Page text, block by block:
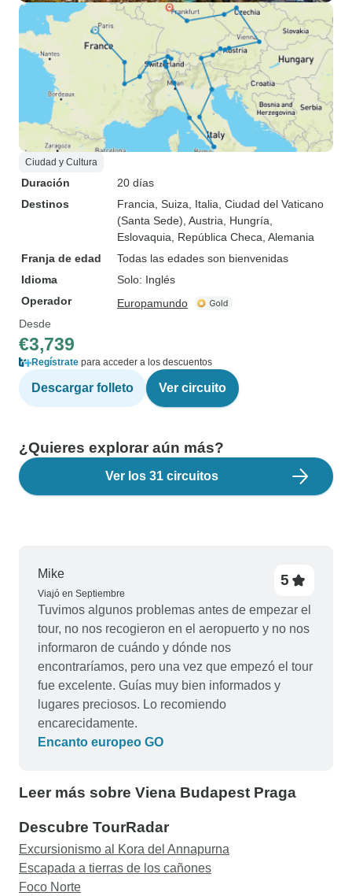
Ciudad y Cultura
Duración
20 días
Destinos
Francia , Suiza , Italia , Ciudad del Vaticano
(Santa Sede) , Austria , Hungría
Eslovaquia , República Checa , Alemania
Franja de edad
Todas las edades son bienvenidas
Idioma
Solo: Inglés
Operador
Europamundo
Desde
€3,739
Regístrate para acceder a los descuentos
Descargar folleto Ver circuito
¿Quieres explorar aún más?
Ver los 31 circuitos
Mike
Viajó en Septiembre
5
Tuvimos algunos problemas antes de empezar el
tour, no nos recogieron en el aeropuerto y no nos
informaron de cuándo y dónde nos
encontraríamos, pero una vez que empezó el tour
fue excelente. Guías muy bien informados y
lugares preciosos. Lo recomiendo
encarecidamente.
Encanto europeo GO
Leer más sobre Viena Budapest Praga
Descubre TourRadar
Excursionismo al Kora del Annapurna
Escapada a tierras de los cañones
Foco Norte